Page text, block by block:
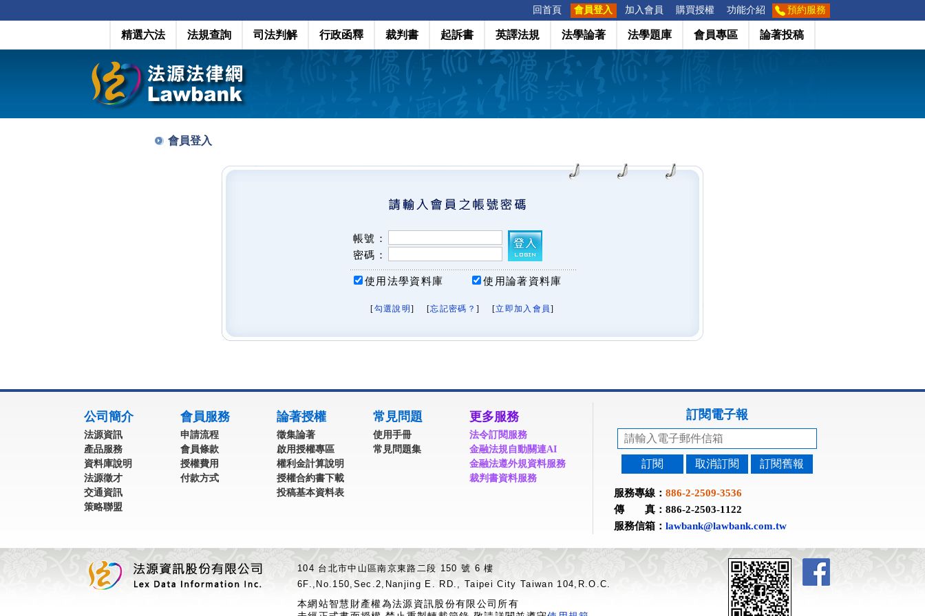
回首頁 會員登入 加入會員 購買授權 功能介紹 預約服務
精選六法 法規查詢 司法判解 行政函釋 裁判書 起訴書 英譯法規 法學論著 法學題庫 會員專區 論著投稿
會員登入
帳號：
密碼：
使用法學資料庫 使用論著資料庫
[勾選說明 ] [忘記密碼？ ] [立即加入會員]
公司簡介
法源資訊
產品服務
資料庫說明
法源徵才
交通資訊
策略聯盟
會員服務
申請流程
會員條款
授權費用
付款方式
論著授權
徵集論著
啟用授權專區
權利金計算說明
授權合約書下載
投稿基本資料表
常見問題
使用手冊
常見問題集
更多服務
法令訂閱服務
金融法規自動關連AI
金融法遵外規資料服務
裁判書資料服務
訂閱電子報
訂閱 取消訂閱 訂閱舊報
服務專線： 886-2-2509-3536
傳 真：886-2-2503-1122
服務信箱： lawbank@lawbank.com.tw
104 台北市中山區南京東路二段 150 號 6 樓
6F.,No.150,Sec.2,Nanjing E. RD., Taipei City Taiwan 104,R.O.C.
本網站智慧財產權為法源資訊股份有限公司所有